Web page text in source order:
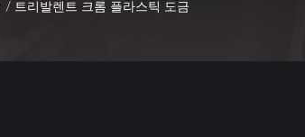
/ 트리발렌트 크롬 플라스틱 도금